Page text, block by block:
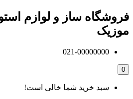
فروشگاه ساز و لوازم
موزیک
021-00000000
0
سبد خرید شما خالی است!